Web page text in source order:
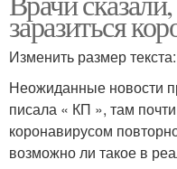
заразиться
Изменить размер текста:
Неожиданные новости
писала « КП », там
коронавирусом
возможно ли такое в